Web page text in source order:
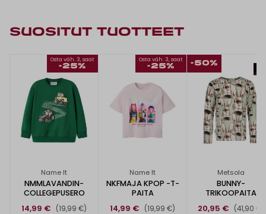
SUOSITUT TUOTTEET
Osta väh. 3, saat
-25%
Name It
NMMLAVANDIN-
COLLEGEPUSERO
14,99 €
(19,99 €)
Osta väh. 3, saat
-25%
Name It
NKFMAJA KPOP -T-
PAITA
14,99 €
(19,99 €)
-50%
Metsola
BUNNY-
TRIKOOPAITA
20,95 €
(41,90 €)